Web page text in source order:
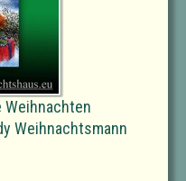
Weihnachtsmann